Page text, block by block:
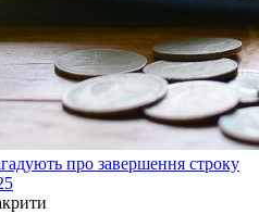
про завершення строку